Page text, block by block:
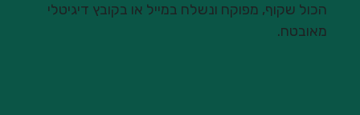
הכול שקוף, מפוקח ונשלח במייל או בקובץ דיגיטלי
מאובטח.